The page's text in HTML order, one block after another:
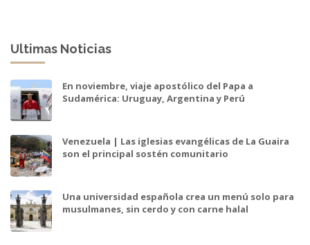
Ultimas Noticias
En noviembre, viaje apostólico del Papa a
Sudamérica: Uruguay, Argentina y Perú
Venezuela | Las iglesias evangélicas de La Guaira
son el principal sostén comunitario
Una universidad española crea un menú solo para
musulmanes, sin cerdo y con carne halal